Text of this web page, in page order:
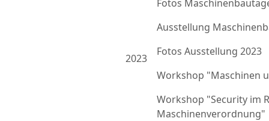
2023
Fotos
Ausstellung
Fotos Ausstellung 2023
Workshop "Maschinen
Workshop "Security im
Maschinenverordnung"